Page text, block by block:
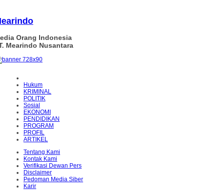
Orang Indonesia
Mearindo Nusantara
Hukum
KRIMINAL
POLITIK
Sosial
EKONOMI
PENDIDIKAN
PROGRAM
PROFIL
ARTIKEL
Tentang Kami
Kontak Kami
Verifikasi Dewan Pers
Disclaimer
Pedoman Media Siber
Karir